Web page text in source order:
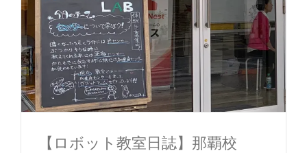
【ロボット教室日誌】那覇校